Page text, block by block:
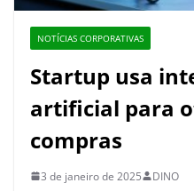
NOTÍCIAS CORPORATIVAS
Startup usa
artificial para
compras
3 de janeiro de 2025 DINO